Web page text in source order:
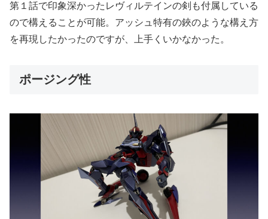
第１話で印象深かったレヴィルテインの剣も付属している
ので構えることが可能。アッシュ特有の鋏のような構え方
を再現したかったのですが、上手くいかなかった。
ポージング性